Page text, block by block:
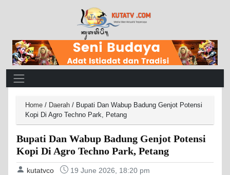
Main Navigation
Home / Daerah / Bupati Dan Wabup Badung Genjot Potensi
Kopi Di Agro Techno Park, Petang
Bupati Dan Wabup Badung Genjot Potensi
Kopi Di Agro Techno Park, Petang
kutatvco
19 June 2026, 18:20 pm